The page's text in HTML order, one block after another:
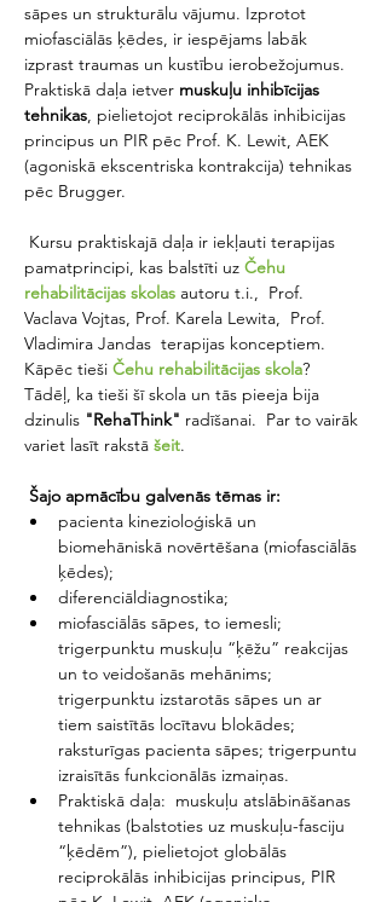
sāpes un strukturālu vājumu. Izprotot
miofasciālās ķēdes, ir iespējams labāk
izprast traumas un kustību ierobežojumus.
Praktiskā daļa ietver muskuļu inhibīcijas
tehnikas, pielietojot reciprokālās inhibicijas
principus un PIR pēc Prof. K. Lewit, AEK
(agoniskā ekscentriska kontrakcija) tehnikas
pēc Brugger.
Kursu praktiskajā daļa ir iekļauti terapijas
pamatprincipi, kas balstīti uz Čehu
rehabilitācijas skolas autoru t.i.,  Prof.
Vaclava Vojtas, Prof. Karela Lewita,  Prof.
Vladimira Jandas  terapijas konceptiem.
Kāpēc tieši Čehu rehabilitācijas skola?
Tādēļ, ka tieši šī skola un tās pieeja bija
dzinulis "RehaThink" radīšanai.  Par to vairāk
variet lasīt rakstā šeit.
Šajo apmācību galvenās tēmas ir:
pacienta kinezioloģiskā un
biomehāniskā novērtēšana (miofasciālās
ķēdes);
diferenciāldiagnostika;
miofasciālās sāpes, to iemesli;
trigerpunktu muskuļu “ķēžu” reakcijas
un to veidošanās mehānims;
trigerpunktu izstarotās sāpes un ar
tiem saistītās locītavu blokādes;
raksturīgas pacienta sāpes; trigerpuntu
izraisītās funkcionālās izmaiņas.
Praktiskā daļa:  muskuļu atslābināšanas
tehnikas (balstoties uz muskuļu-fasciju
“ķēdēm”), pielietojot globālās
reciprokālās inhibicijas principus, PIR